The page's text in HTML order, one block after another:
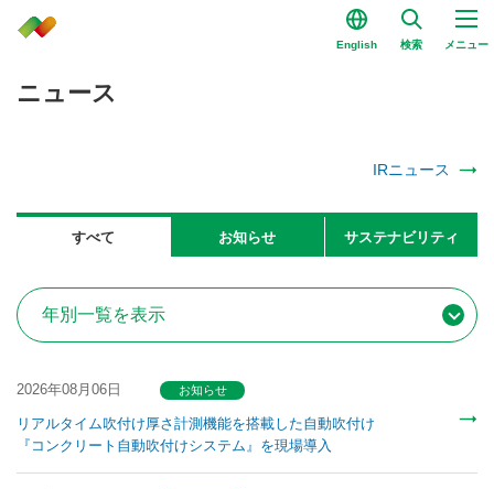
English 検索 メニュー
ニュース
IRニュース
すべて お知らせ サステナビリティ
2026年08月06日 お知らせ
リアルタイム吹付け厚さ計測機能を搭載した自動吹付け
『コンクリート自動吹付けシステム』を現場導入